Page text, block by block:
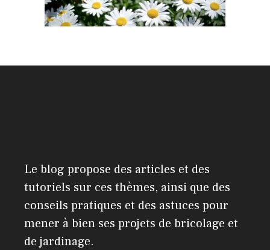
Le blog propose des articles et des
tutoriels sur ces thèmes, ainsi que des
conseils pratiques et des astuces pour
mener à bien ses projets de bricolage et
de jardinage.